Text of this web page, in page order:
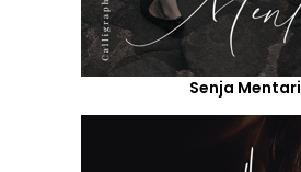
Senja Mentari